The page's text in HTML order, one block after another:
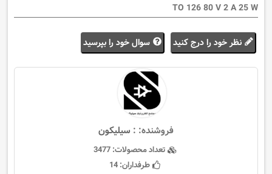
TO 126 80 V 2 A 25 W
نظر خود را درج کنید سوال خود را بپرسید
فروشنده: : سيليكون
تعداد محصولات:3477
طرفداران:14